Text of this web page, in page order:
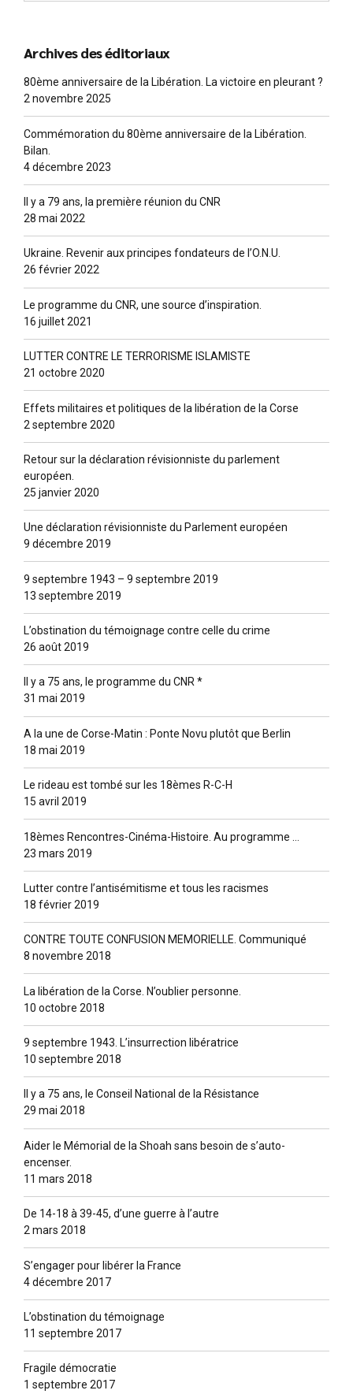
Archives des éditoriaux
80ème anniversaire de la Libération. La victoire en pleurant ?
2 novembre 2025
Commémoration du 80ème anniversaire de la Libération.
Bilan.
4 décembre 2023
Il y a 79 ans, la première réunion du CNR
28 mai 2022
Ukraine. Revenir aux principes fondateurs de l’O.N.U.
26 février 2022
Le programme du CNR, une source d’inspiration.
16 juillet 2021
LUTTER CONTRE LE TERRORISME ISLAMISTE
21 octobre 2020
Effets militaires et politiques de la libération de la Corse
2 septembre 2020
Retour sur la déclaration révisionniste du parlement
européen.
25 janvier 2020
Une déclaration révisionniste du Parlement européen
9 décembre 2019
9 septembre 1943 – 9 septembre 2019
13 septembre 2019
L’obstination du témoignage contre celle du crime
26 août 2019
Il y a 75 ans, le programme du CNR *
31 mai 2019
A la une de Corse-Matin : Ponte Novu plutôt que Berlin
18 mai 2019
Le rideau est tombé sur les 18èmes R-C-H
15 avril 2019
18èmes Rencontres-Cinéma-Histoire. Au programme …
23 mars 2019
Lutter contre l’antisémitisme et tous les racismes
18 février 2019
CONTRE TOUTE CONFUSION MEMORIELLE. Communiqué
8 novembre 2018
La libération de la Corse. N’oublier personne.
10 octobre 2018
9 septembre 1943. L’insurrection libératrice
10 septembre 2018
Il y a 75 ans, le Conseil National de la Résistance
29 mai 2018
Aider le Mémorial de la Shoah sans besoin de s’auto-
encenser.
11 mars 2018
De 14-18 à 39-45, d’une guerre à l’autre
2 mars 2018
S’engager pour libérer la France
4 décembre 2017
L’obstination du témoignage
11 septembre 2017
Fragile démocratie
1 septembre 2017